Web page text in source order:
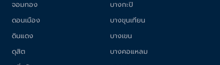
จอมทอง
ดอนเมือง
ดินแดง
ดุสิต
บางกะปิ
บางขุนเทียน
บางเขน
บางคอแหลม